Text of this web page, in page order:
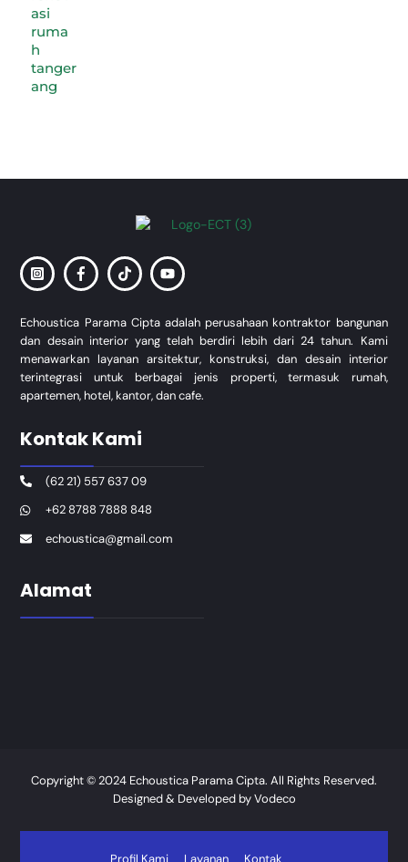
Echoustica Parama Cipta adalah perusahaan kontraktor bangunan
dan desain interior yang telah berdiri lebih dari 24 tahun. Kami
menawarkan layanan arsitektur, konstruksi, dan desain interior
terintegrasi untuk berbagai jenis properti, termasuk rumah,
apartemen, hotel, kantor, dan cafe.
Kontak Kami
(62 21) 557 637 09
+62 8788 7888 848
echoustica@gmail.com
Alamat
Copyright © 2024 Echoustica Parama Cipta. All Rights Reserved.
Designed & Developed byVodeco